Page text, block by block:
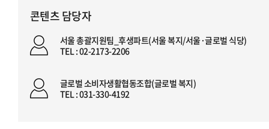
콘텐츠 담당자
서울 총괄지원팀_후생파트(서울 복지/서울·글로벌 식당)
TEL : 02-2173-2206
글로벌 소비자생활협동조합(글로벌 복지)
TEL : 031-330-4192